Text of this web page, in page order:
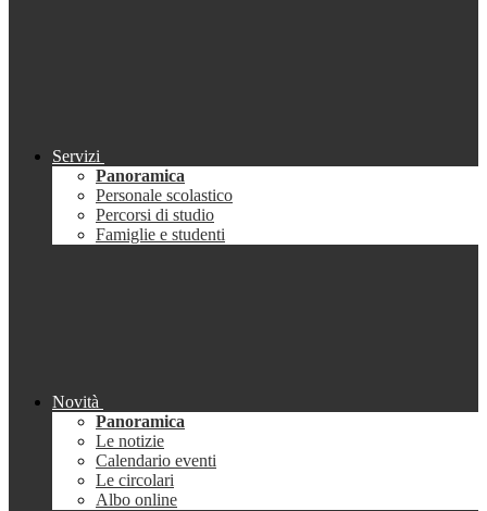
Servizi
Panoramica
Personale scolastico
Percorsi di studio
Famiglie e studenti
Novità
Panoramica
Le notizie
Calendario eventi
Le circolari
Albo online